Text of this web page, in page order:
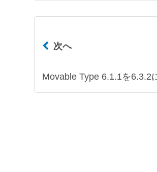
次へ
Movable Type 6.1.1を6.3.2